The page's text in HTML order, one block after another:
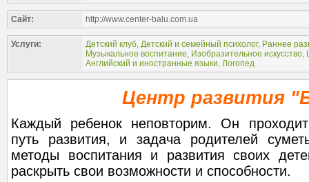
Сайт: http://www.center-balu.com.ua
Услуги: Детский клуб, Детский и семейный психолог, Раннее
Музыкальное воспитание, Изобразительное искусство,
Английский и иностранные языки, Логопед
Центр развития
Каждый ребенок неповторим. Он
путь развития, и задача родителей
методы воспитания и развития своих
раскрыть свои возможности и способности.